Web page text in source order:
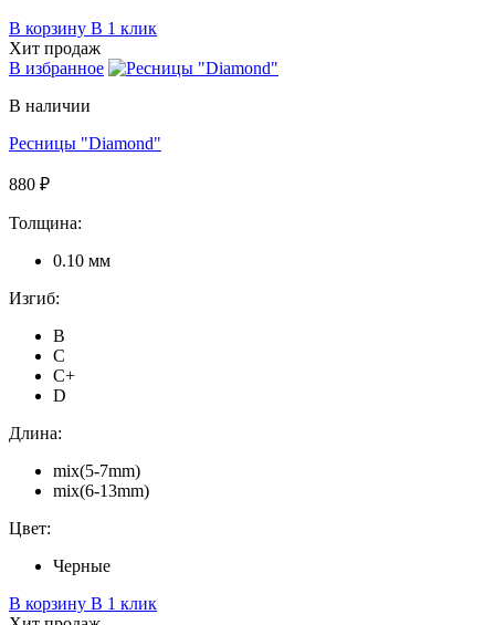
В корзину В 1 клик
Хит продаж
В избранное
В наличии
Ресницы "Diamond"
880 ₽
Толщина:
0.10 мм
Изгиб:
B
C
C+
D
Длина:
mix(5-7mm)
mix(6-13mm)
Цвет:
Черные
В корзину В 1 клик